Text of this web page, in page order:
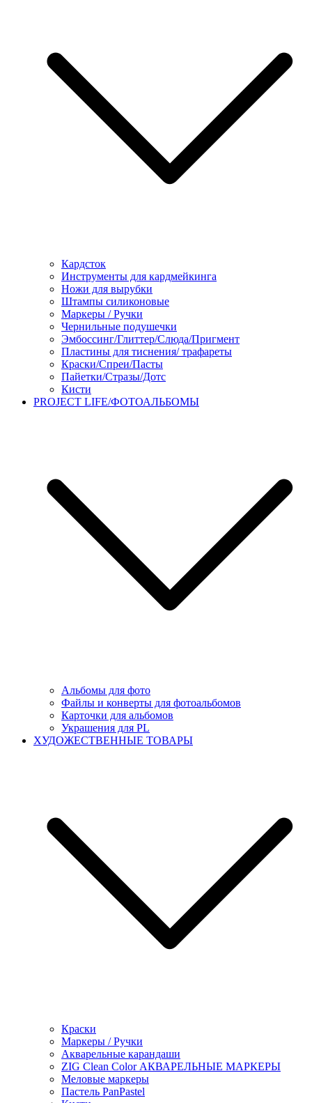
Кардсток
Инструменты для кардмейкинга
Ножи для вырубки
Штампы силиконовые
Маркеры / Ручки
Чернильные подушечки
Эмбоссинг/Глиттер/Слюда/Пригмент
Пластины для тиснения/ трафареты
Краски/Спреи/Пасты
Пайетки/Стразы/Дотс
Кисти
PROJECT LIFE/ФОТОАЛЬБОМЫ
Альбомы для фото
Файлы и конверты для фотоальбомов
Карточки для альбомов
Украшения для PL
ХУДОЖЕСТВЕННЫЕ ТОВАРЫ
Краски
Маркеры / Ручки
Акварельные карандаши
ZIG Clean Color АКВАРЕЛЬНЫЕ МАРКЕРЫ
Меловые маркеры
Пастель PanPastel